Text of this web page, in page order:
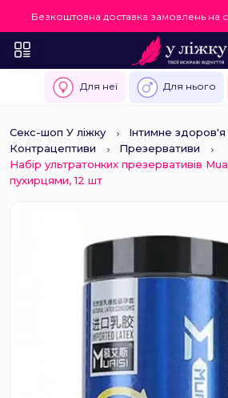
Безкоштовна доставка замовлень на
Для неї Для нього
Секс-шоп У ліжку
Інтимне здоров'я
Контрацептиви
Презервативи
Набір ультратонких презервативів
пухирцями, 12 шт